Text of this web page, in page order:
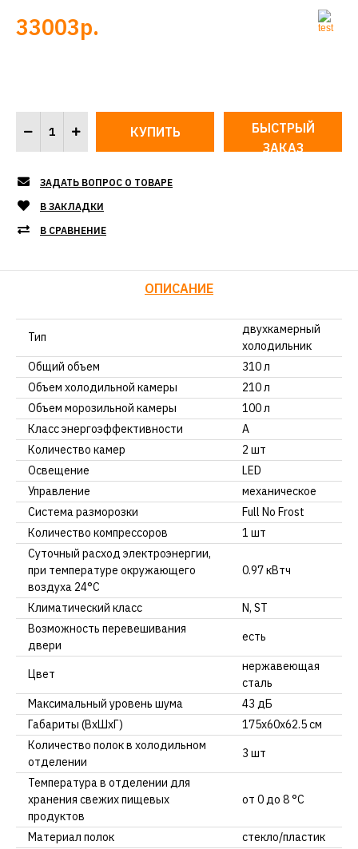
33003р.
БЫСТРЫЙ
ЗАКАЗ
ЗАДАТЬ ВОПРОС О ТОВАРЕ
В ЗАКЛАДКИ
В СРАВНЕНИЕ
ОПИСАНИЕ
Тип
двухкамерный
холодильник
Общий объем
310 л
Объем холодильной камеры
210 л
Объем морозильной камеры
100 л
Класс энергоэффективности
А
Количество камер
2 шт
Освещение
LED
Управление
механическое
Система разморозки
Full No Frost
Количество компрессоров
1 шт
Суточный расход электроэнергии,
при температуре окружающего
воздуха 24°C
0.97 кВтч
Климатический класс
N, ST
Возможность перевешивания
двери
есть
Цвет
нержавеющая
сталь
Максимальный уровень шума
43 дБ
Габариты (ВхШхГ)
175х60х62.5 см
Количество полок в холодильном
отделении
3 шт
Температура в отделении для
хранения свежих пищевых
продуктов
от 0 до 8 °C
Материал полок
стекло/пластик